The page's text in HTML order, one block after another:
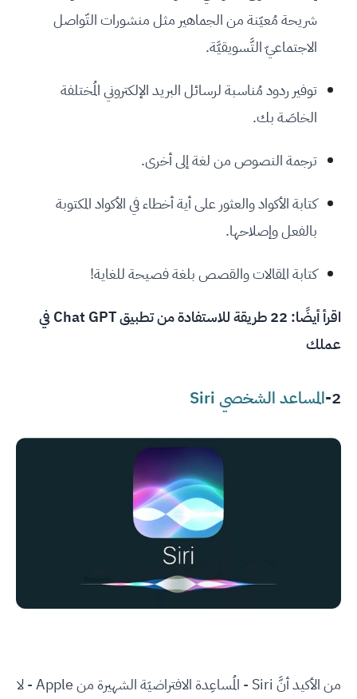
شريحة مُعيّنة من الجماهير مثل منشورات التّواصل
الاجتماعيّ التَّسويقيَّة.
توفير ردود مُناسبة لرسائل البريد الإلكتروني المُختلفة
الخاصَة بك.
ترجمة النصوص من لغة إلى أخرى.
كتابة الأكواد والعثور على أية أخطاء في الأكواد المكتوبة
بالفعل وإصلاحها.
كتابة المقالات والقصص بلغة فصيحة للغاية!
اقرأ أيضًا:
22 طريقة للاستفادة من تطبيق Chat GPT في
عملك
2- المساعد الشخصي Siri
من الأكيد أنَّ Siri - المُساعِدة الافتراضيَة الشهيرة من Apple - لا